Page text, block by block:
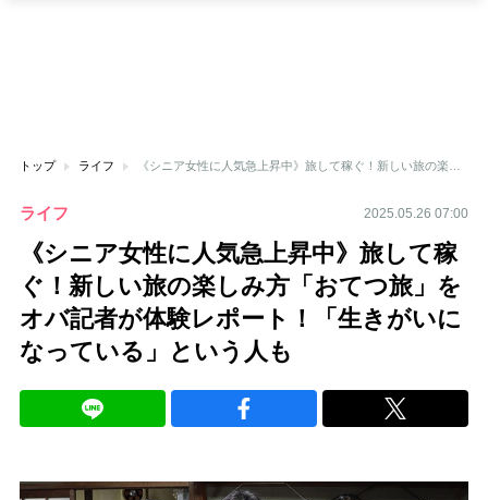
トップ ライフ
ライフ 2025.05.26 07:00
《シニア女性に人気急上昇中》旅して稼
ぐ！新しい旅の楽しみ方「おてつ旅」を
オバ記者が体験レポート！「生きがいに
なっている」という人も